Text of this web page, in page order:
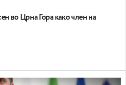
во Црна Гора како член на